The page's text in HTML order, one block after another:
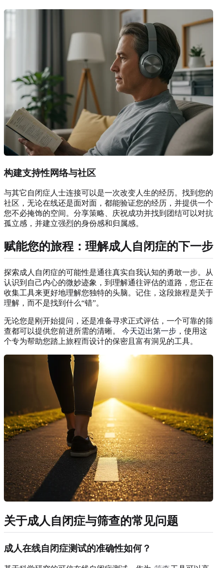
构建支持性网络与社区
与其它自闭症人士连接可以是一次改变人生的经历。找到您的
社区，无论在线还是面对面，都能验证您的经历，并提供一个
您不必掩饰的空间。分享策略、庆祝成功并找到团结可以对抗
孤立感，并建立强烈的身份感和归属感。
赋能您的旅程：理解成人自闭症的下一步
探索成人自闭症的可能性是通往真实自我认知的勇敢一步。从
认识到自己内心的微妙迹象，到理解通往评估的道路，您正在
收集工具来更好地理解您独特的头脑。记住，这段旅程是关于
理解，而不是找到什么“错”。
无论您是刚开始提问，还是准备寻求正式评估，一个可靠的筛
查都可以提供您前进所需的清晰。 今天迈出第一步 ，使用这
个专为帮助您踏上旅程而设计的保密且富有洞见的工具。
关于成人自闭症与筛查的常见问题
成人在线自闭症测试的准确性如何？